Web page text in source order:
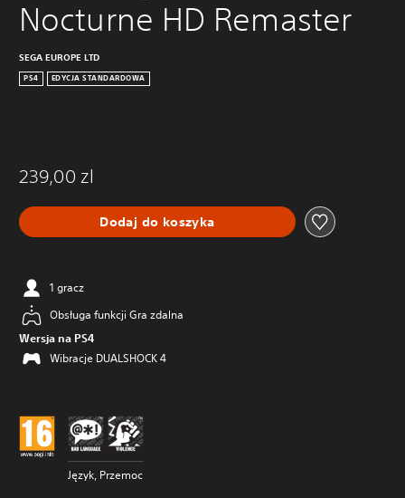
Nocturne HD Remaster
SEGA EUROPE LTD
PS4 EDYCJA STANDARDOWA
239,00 zl
Dodaj do koszyka
1 gracz
Obsługa funkcji Gra zdalna
Wersja na PS4
Wibracje DUALSHOCK 4
Język, Przemoc